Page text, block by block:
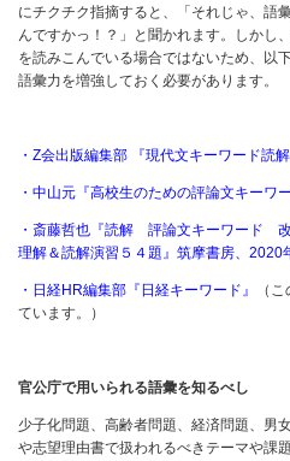
にチクチク指摘すると、「それじゃ、語
んですかっ！？」と聞かれます。しかし
を読みこんでいる場合ではないため、以
語彙力を増強しておく必要があります。
・Z会出版編集部 『現代文キーワード読
・中山元『高校生のための評論文キーワ
・斎藤哲也『読解 評論文キーワード
理解＆読解演習５４題』筑摩書房、2020
・日経HR編集部『日経キーワード』
（
ています。）
官公庁で用いられる語彙を知るべし
少子化問題、高齢者問題、経済問題、男
や志望理由書で扱われるべきテーマや課